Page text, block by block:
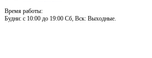
Время работы:
Будни: c 10:00 до 19:00 Сб, Вск: Выходные.